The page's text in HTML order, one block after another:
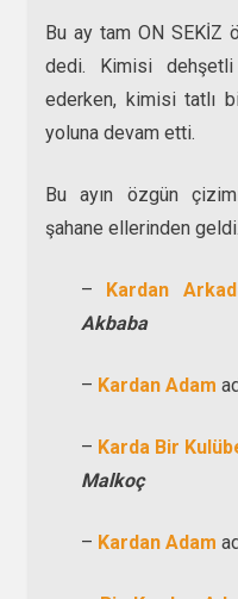
Bu ay tam ON SEKİZ
dedi. Kimisi
ederken, kimisi tatlı
yoluna devam etti.
Bu ayın özgün
şahane ellerinden geldi.
– Kardan
Akbaba
– Kardan Adam
– Karda Bir
Malkoç
– Kardan Adam